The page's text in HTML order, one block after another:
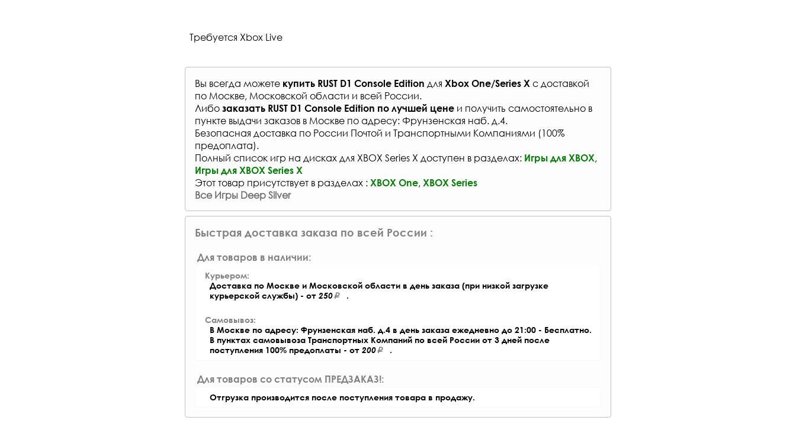
Требуется Xbox Live
Вы всегда можете купить RUST D1 Console Edition для Xbox One/Series X с доставкой
по Москве, Московской области и всей России.
Либо заказать RUST D1 Console Edition по лучшей цене и получить самостоятельно в
пункте выдачи заказов в Москве по адресу: Фрунзенская наб. д.4.
Безопасная доставка по России Почтой и Транспортными Компаниями (100%
предоплата).
Полный список игр на дисках для XBOX Series X доступен в разделах: Игры для XBOX,
Игры для XBOX Series X
Этот товар присутствует в разделах : XBOX One, XBOX Series
Все Игры Deep Silver
Быстрая доставка заказа по всей России :
Для товаров в наличии:
Курьером:
Доставка по Москве и Московской области в день заказа (при низкой загрузке
курьерской службы) - от 250 .
Самовывоз:
В Москве по адресу: Фрунзенская наб. д.4 в день заказа ежедневно до 21:00 - Бесплатно.
В пунктах самовывоза Транспортных Компаний по всей России от 3 дней после
поступления 100% предоплаты - от 200 .
Для товаров со статусом ПРЕДЗАКАЗ!:
Отгрузка производится после поступления товара в продажу.